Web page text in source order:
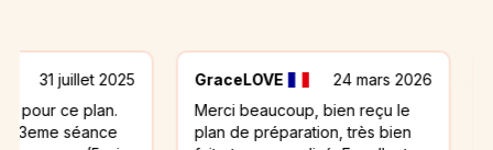
2025
plan.
GraceLOVE
24 mars 2026
Merci beaucoup, bien reçu le
plan de préparation, très bien
marie